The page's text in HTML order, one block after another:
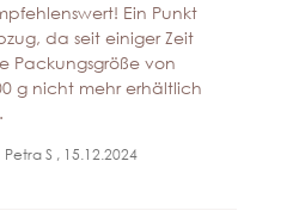
Ein Punkt
da seit einiger Zeit
Packungsgröße von
g nicht mehr erhältlich
Petra S , 15.12.2024